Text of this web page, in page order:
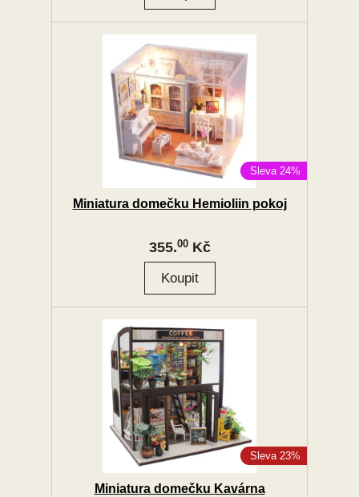
Sleva 24%
Miniatura domečku Hemioliin pokoj
355.00Kč
Sleva 23%
Miniatura domečku Kavárna